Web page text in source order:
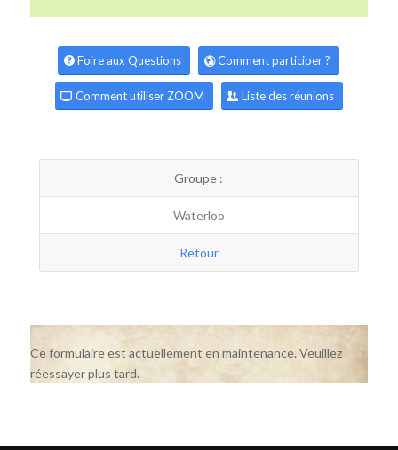
Foire aux Questions Comment participer ?
Comment utiliser ZOOM Liste des réunions
Groupe :
Waterloo
Retour
Ce formulaire est actuellement en maintenance. Veuillez
réessayer plus tard.